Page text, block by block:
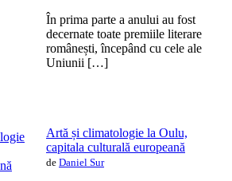
În prima parte a anului au fost
decernate toate premiile literare
românești, începând cu cele ale
Uniunii […]
Artă și climatologie la Oulu,
capitala culturală europeană
de Daniel Sur